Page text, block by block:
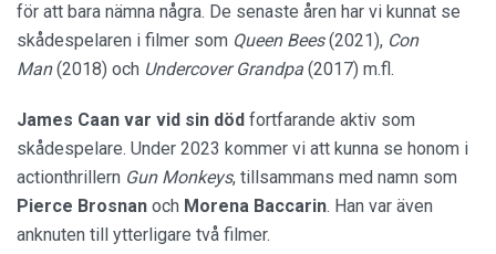
för att bara nämna några. De senaste åren har vi kunnat se
skådespelaren i filmer som Queen Bees(2021), Con
Man(2018) och Undercover Grandpa (2017) m.fl.
James Caan var vid sin död fortfarande aktiv som
skådespelare. Under 2023 kommer vi att kunna se honom i
actionthrillern Gun Monkeys, tillsammans med namn som
Pierce Brosnan och Morena Baccarin. Han var även
anknuten till ytterligare två filmer.